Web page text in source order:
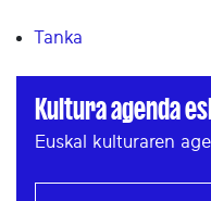
Tanka
Kultura agenda
Euskal kulturaren